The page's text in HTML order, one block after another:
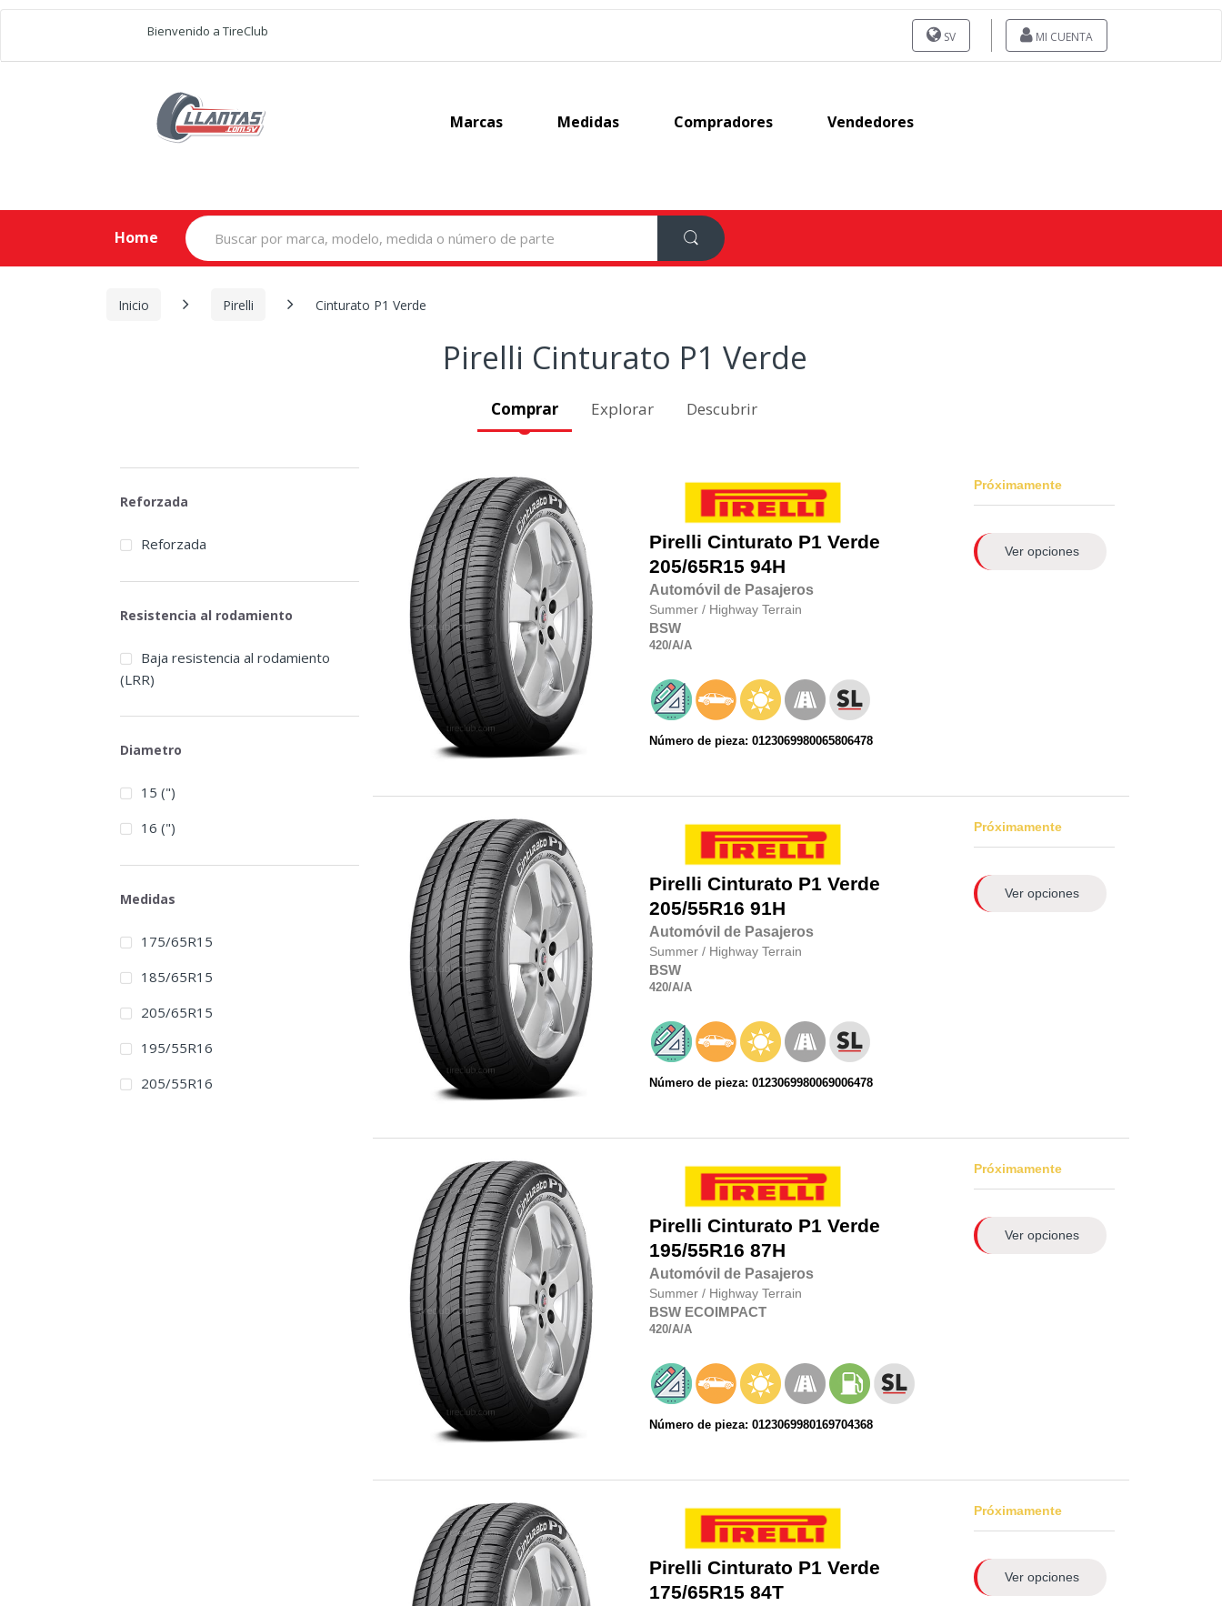
Bienvenido a TireClub SV MI CUENTA
Marcas Medidas Compradores Vendedores
Home
Search
for:
Inicio Pirelli Cinturato P1 Verde
Pirelli Cinturato P1 Verde
Comprar Explorar Descubrir
Pirelli Cinturato P1 Verde
205/65R15 94H
Automóvil de Pasajeros
Summer / Highway Terrain
BSW
420/A/A
Número de pieza: 0123069980065806478
Próximamente
Ver opciones
Pirelli Cinturato P1 Verde
205/55R16 91H
Automóvil de Pasajeros
Summer / Highway Terrain
BSW
420/A/A
Número de pieza: 0123069980069006478
Próximamente
Ver opciones
Pirelli Cinturato P1 Verde
195/55R16 87H
Automóvil de Pasajeros
Summer / Highway Terrain
BSW ECOIMPACT
420/A/A
Número de pieza: 0123069980169704368
Próximamente
Ver opciones
Pirelli Cinturato P1 Verde
175/65R15 84T
Próximamente
Ver opciones
Reforzada
Reforzada
Resistencia al rodamiento
Baja resistencia al rodamiento
(LRR)
Diametro
15 (")
16 (")
Medidas
175/65R15
185/65R15
205/65R15
195/55R16
205/55R16